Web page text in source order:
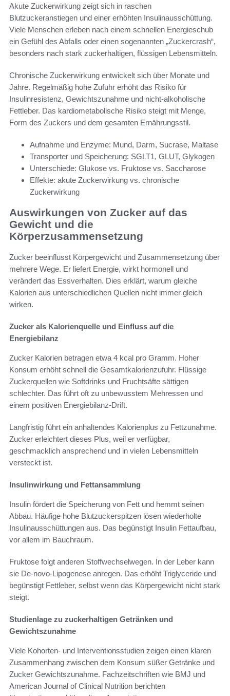
Akute Zuckerwirkung zeigt sich in raschen
Blutzuckeranstiegen und einer erhöhten Insulinausschüttung.
Viele Menschen erleben nach einem schnellen Energieschub
ein Gefühl des Abfalls oder einen sogenannten „Zuckercrash“,
besonders nach stark zuckerhaltigen, flüssigen Lebensmitteln.
Chronische Zuckerwirkung entwickelt sich über Monate und
Jahre. Regelmäßig hohe Zufuhr erhöht das Risiko für
Insulinresistenz, Gewichtszunahme und nicht-alkoholische
Fettleber. Das kardiometabolische Risiko steigt mit Menge,
Form des Zuckers und dem gesamten Ernährungsstil.
Aufnahme und Enzyme: Mund, Darm, Sucrase, Maltase
Transporter und Speicherung: SGLT1, GLUT, Glykogen
Unterschiede: Glukose vs. Fruktose vs. Saccharose
Effekte: akute Zuckerwirkung vs. chronische
Zuckerwirkung
Auswirkungen von Zucker auf das
Gewicht und die
Körperzusammensetzung
Zucker beeinflusst Körpergewicht und Zusammensetzung über
mehrere Wege. Er liefert Energie, wirkt hormonell und
verändert das Essverhalten. Dies erklärt, warum gleiche
Kalorien aus unterschiedlichen Quellen nicht immer gleich
wirken.
Zucker als Kalorienquelle und Einfluss auf die
Energiebilanz
Zucker Kalorien betragen etwa 4 kcal pro Gramm. Hoher
Konsum erhöht schnell die Gesamtkalorienzufuhr. Flüssige
Zuckerquellen wie Softdrinks und Fruchtsäfte sättigen
schlechter. Das führt oft zu unbewusstem Mehressen und
einem positiven Energiebilanz-Drift.
Langfristig führt ein anhaltendes Kalorienplus zu Fettzunahme.
Zucker erleichtert dieses Plus, weil er verfügbar,
geschmacklich ansprechend und in vielen Lebensmitteln
versteckt ist.
Insulinwirkung und Fettansammlung
Insulin fördert die Speicherung von Fett und hemmt seinen
Abbau. Häufige hohe Blutzuckerspitzen lösen wiederholte
Insulinausschüttungen aus. Das begünstigt Insulin Fettaufbau,
vor allem im Bauchraum.
Fruktose folgt anderen Stoffwechselwegen. In der Leber kann
sie De-novo-Lipogenese anregen. Das erhöht Triglyceride und
begünstigt Fettleber, selbst wenn das Körpergewicht nicht stark
steigt.
Studienlage zu zuckerhaltigen Getränken und
Gewichtszunahme
Viele Kohorten- und Interventionsstudien zeigen einen klaren
Zusammenhang zwischen dem Konsum süßer Getränke und
Zucker Gewichtszunahme. Fachzeitschriften wie BMJ und
American Journal of Clinical Nutrition berichten